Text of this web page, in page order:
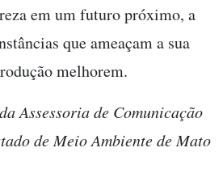
em um futuro próximo, a
que ameaçam a sua
melhorem.
Assessoria de Comunicação
de Meio Ambiente de Mato